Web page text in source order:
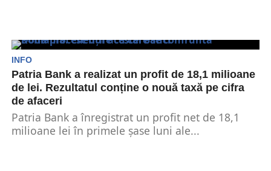
INFO
Patria Bank a realizat un profit de 18,1 milioane
de lei. Rezultatul conține o nouă taxă pe cifra
de afaceri
Patria Bank a înregistrat un profit net de 18,1
milioane lei în primele șase luni ale...